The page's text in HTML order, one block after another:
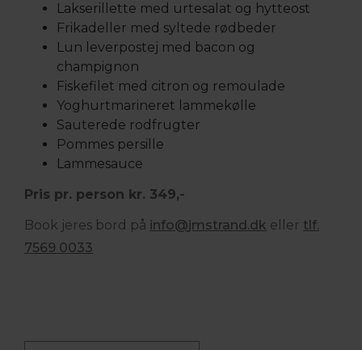
Lakserillette med urtesalat og hytteost
Frikadeller med syltede rødbeder
Lun leverpostej med bacon og
champignon
Fiskefilet med citron og remoulade
Yoghurtmarineret lammekølle
Sauterede rodfrugter
Pommes persille
Lammesauce
Pris pr. person kr. 349,-
Book jeres bord på info@jmstrand.dk eller tlf.
7569 0033